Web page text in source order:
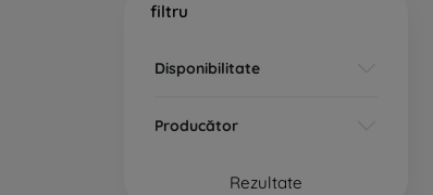
filtru
Disponibilitate
Producător
Rezultate